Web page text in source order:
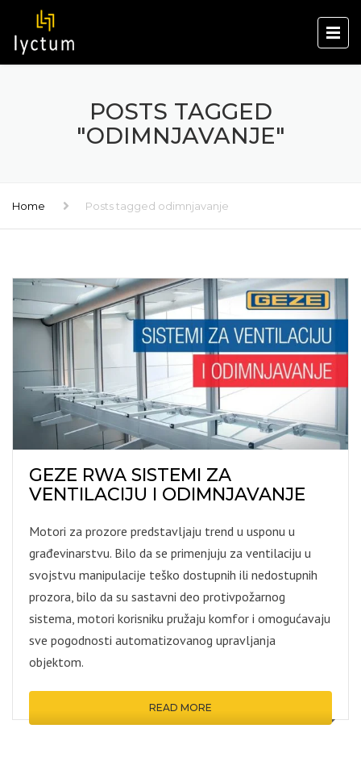
POSTS TAGGED
"ODIMNJAVANJE"
Home Posts tagged odimnjavanje
GEZE RWA SISTEMI ZA
VENTILACIJU I ODIMNJAVANJE
Motori za prozore predstavljaju trend u usponu u
građevinarstvu. Bilo da se primenjuju za ventilaciju u
svojstvu manipulacije teško dostupnih ili nedostupnih
prozora, bilo da su sastavni deo protivpožarnog
sistema, motori korisniku pružaju komfor i omogućavaju
sve pogodnosti automatizovanog upravljanja
objektom.
READ MORE